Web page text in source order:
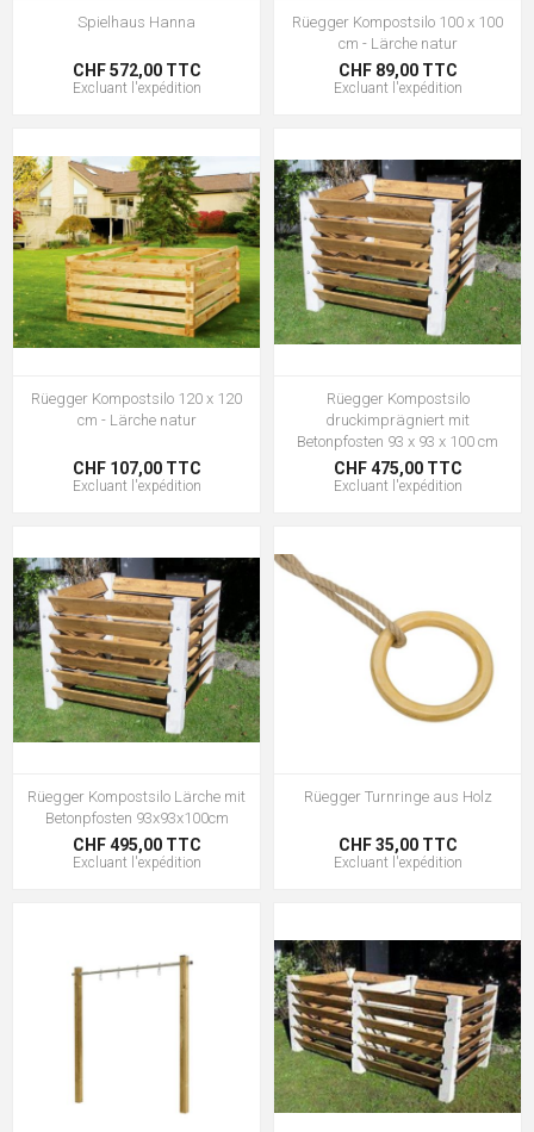
Spielhaus Hanna
CHF 572,00 TTC
Excluant l'expédition
Rüegger Kompostsilo 100 x 100
cm - Lärche natur
CHF 89,00 TTC
Excluant l'expédition
Rüegger Kompostsilo 120 x 120
cm - Lärche natur
CHF 107,00 TTC
Excluant l'expédition
Rüegger Kompostsilo
druckimprägniert mit
Betonpfosten 93 x 93 x 100 cm
CHF 475,00 TTC
Excluant l'expédition
Rüegger Kompostsilo Lärche mit
Betonpfosten 93x93x100cm
CHF 495,00 TTC
Excluant l'expédition
Rüegger Turnringe aus Holz
CHF 35,00 TTC
Excluant l'expédition